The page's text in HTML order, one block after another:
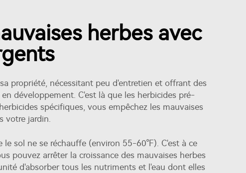
herbes avec
propriété, nécessitant peu d'entretien et offrant des
développement. C'est là que les herbicides pré-
spécifiques, vous empêchez les mauvaises
votre jardin.
sol ne se réchauffe (environ 55-60°F). C'est à ce
pouvez arrêter la croissance des mauvaises herbes
d'absorber tous les nutriments et l'eau dont elles